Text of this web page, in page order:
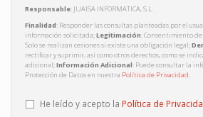
Responsable: JUAISA INFORMATICA, S.L.
Finalidad: Responder las consultas planteadas por el
información solicitada;Legitimación: Consentimiento
Solo se realizan cesiones si existe una obligación legal;
rectificar y suprimir, así como otros derechos, como se
adicional;Información Adicional: Puede consultar la
Protección de Datos en nuestra Política de Privacidad.
He leído y acepto la Política de